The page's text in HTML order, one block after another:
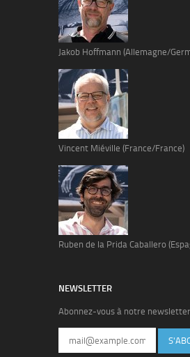
Jakob Hoffmann (Allemagne/
Vincent Miéville (France/France)
Ruben de la Prida Caballero
NEWSLETTER
Abonnez-vous à notre newsletter